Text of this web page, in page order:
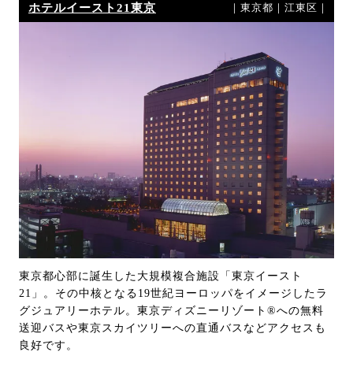
ホテルイースト21東京 ｜東京都｜江東区｜
東京都心部に誕生した大規模複合施設「東京イースト
21」。その中核となる19世紀ヨーロッパをイメージしたラ
グジュアリーホテル。東京ディズニーリゾート®への無料
送迎バスや東京スカイツリーへの直通バスなどアクセスも
良好です。